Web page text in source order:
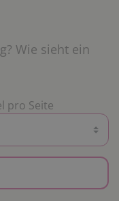
Wie sieht ein
sehen
viel mehr
von
der
pro Seite